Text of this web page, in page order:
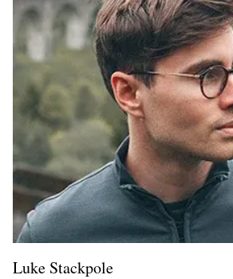
Luke Stackpole